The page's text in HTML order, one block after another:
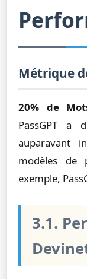
Métrique
20% de
PassGPT a
auparavant
modèles de
exemple,
3.1.